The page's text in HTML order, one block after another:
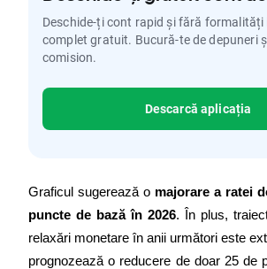
Deschide-ți cont rapid și fără
complet gratuit. Bucură-te de depuneri
comision.
Descarcă aplicația
Graficul sugerează o majorare a ratei
puncte de bază în 2026. În plus,
relaxări monetare în anii următori este
prognozează o reducere de doar 25 de